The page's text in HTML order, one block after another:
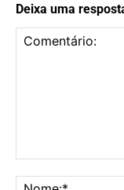
Deixa uma